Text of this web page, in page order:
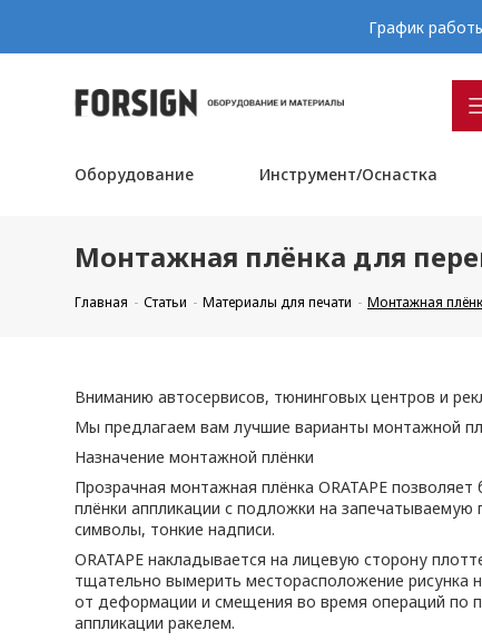
График
Оборудование Инструмент/Оснастка
Монтажная плёнка для
Главная Статьи Материалы для печати Монтажная
Вниманию автосервисов, тюнинговых центров и
Мы предлагаем вам лучшие варианты монтажной
Назначение монтажной плёнки
Прозрачная монтажная плёнка ORATAPE
плёнки аппликации с подложки на запечатываемую
символы, тонкие надписи.
ORATAPE накладывается на лицевую сторону
тщательно вымерить месторасположение рисунка
от деформации и смещения во время операций по
аппликации ракелем.